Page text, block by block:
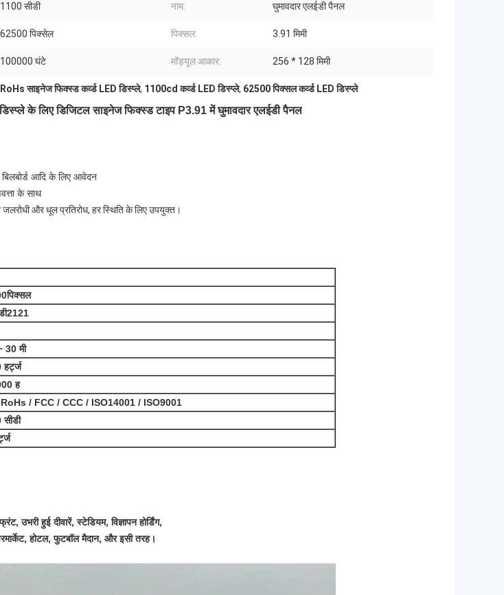
1100 सीडी नाम: घुमावदार एलईडी पैनल
62500 पिक्सेल पिक्सल: 3.91 मिमी
100000 घंटे मॉड्यूल आकार: 256 * 128 मिमी
RoHs साइनेज फिक्स्ड कर्व्ड LED डिस्प्ले, 1100cd कर्व्ड LED डिस्प्ले, 62500 पिक्सल कर्व्ड LED डिस्प्ले
के लिए डिजिटल साइनेज फिक्स्ड टाइप P3.91 में घुमावदार एलईडी पैनल
आदि के लिए आवेदन
के साथ
और धूल प्रतिरोध, हर स्थिति के लिए उपयुक्त।
पिक्सल
30 मी
ह
/ FCC / CCC / ISO14001 / ISO9001
उभरी हुई दीवारें, स्टेडियम, विज्ञापन होर्डिंग,
होटल, फुटबॉल मैदान, और इसी तरह।